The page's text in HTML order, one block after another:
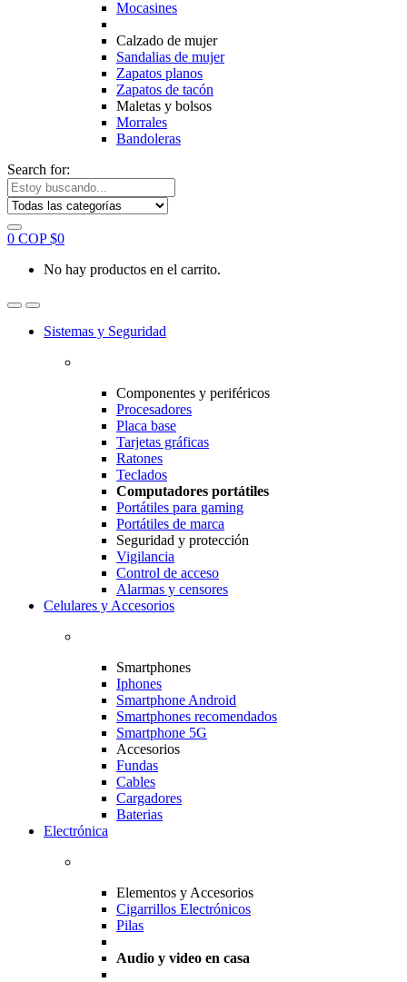
Mocasines
Calzado de mujer
Sandalias de mujer
Zapatos planos
Zapatos de tacón
Maletas y bolsos
Morrales
Bandoleras
Search for:
0 COP $0
No hay productos en el carrito.
Sistemas y Seguridad
Componentes y periféricos
Procesadores
Placa base
Tarjetas gráficas
Ratones
Teclados
Computadores portátiles
Portátiles para gaming
Portátiles de marca
Seguridad y protección
Vigilancia
Control de acceso
Alarmas y censores
Celulares y Accesorios
Smartphones
Iphones
Smartphone Android
Smartphones recomendados
Smartphone 5G
Accesorios
Fundas
Cables
Cargadores
Baterias
Electrónica
Elementos y Accesorios
Cigarrillos Electrónicos
Pilas
Audio y video en casa